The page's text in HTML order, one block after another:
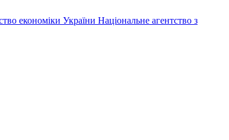
економіки України Національне агентство з